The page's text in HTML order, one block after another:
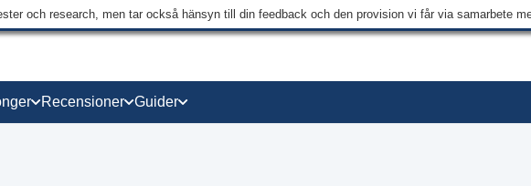
och research, men tar också hänsyn till din feedback och den provision vi får via samarbete
Recensioner Guider